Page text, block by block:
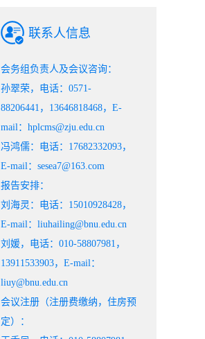
联系人信息
会务组负责人及会议咨询：
孙翠荣，电话：0571-
88206441，13646818468，E-
mail：hplcms@zju.edu.cn
冯鸿儒：电话：17682332093，
E-mail：sesea7@163.com
报告安排：
刘海灵：电话：15010928428，
E-mail：liuhailing@bnu.edu.cn
刘媛，电话：010-58807981，
13911533903，E-mail：
liuy@bnu.edu.cn
会议注册（注册费缴纳，住房预
定）：